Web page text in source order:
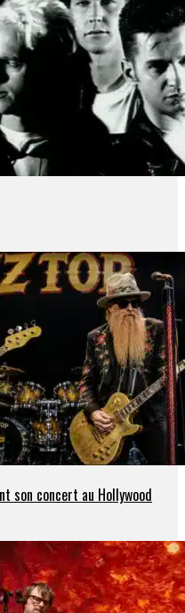
son concert au Hollywood